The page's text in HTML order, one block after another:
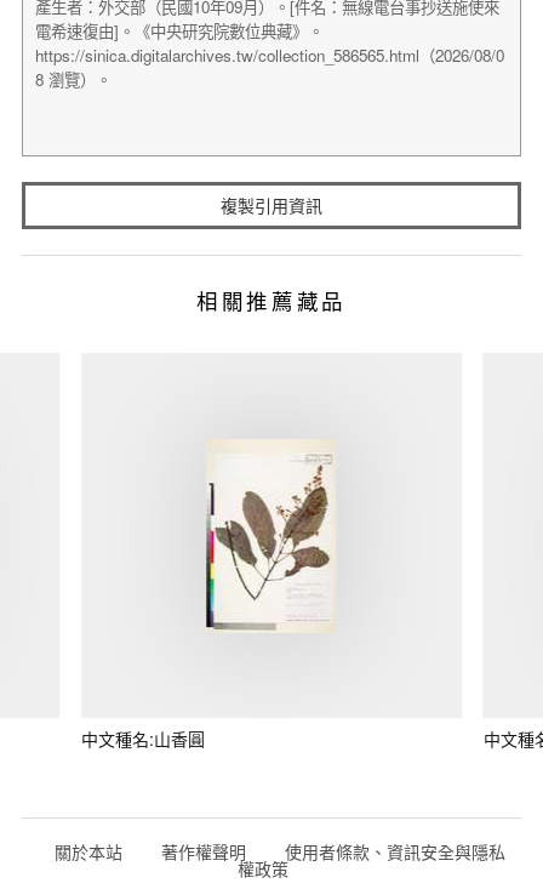
複製引用資訊
相關推薦藏品
中文種名:山香圓 中文種
關於本站 著作權聲明 使用者條款、資訊安全與隱私
權政策